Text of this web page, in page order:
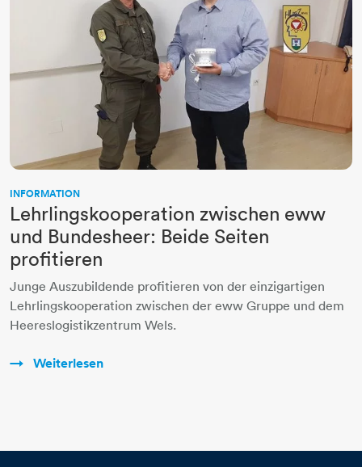
INFORMATION
Lehrlingskooperation zwischen eww
und Bundesheer: Beide Seiten
profitieren
Junge Auszubildende profitieren von der einzigartigen
Lehrlingskooperation zwischen der eww Gruppe und dem
Heereslogistikzentrum Wels.
Weiterlesen